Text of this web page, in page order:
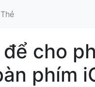
Thẻ
cho
phím